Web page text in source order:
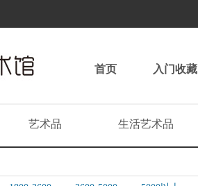
首页 入门收藏
艺术品 生活艺术品